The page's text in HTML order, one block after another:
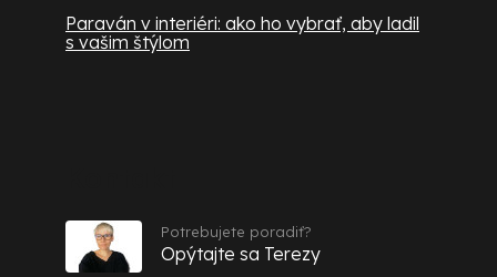
Paraván v interiéri: ako ho vybrať, aby ladil
s vašim štýlom
Potrebujete poradiť?
Opýtajte sa Terezy